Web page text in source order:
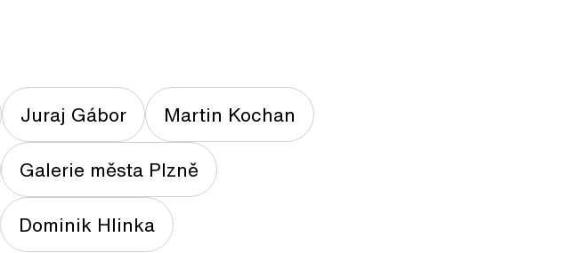
Juraj Gábor Martin Kochan
Galerie města Plzně
Dominik Hlinka